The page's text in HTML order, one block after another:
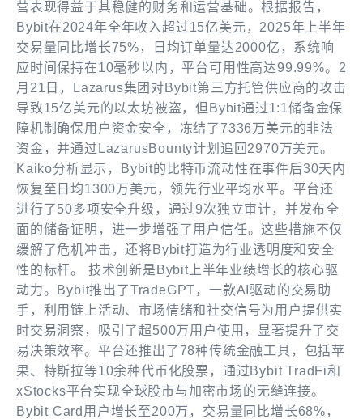
营表现得益于其稳健的财务和运营基础。根据报告，
Bybit在2024年全年收入超过15亿美元，2025年上半年
交易量同比增长75%，日均订单量达2000亿，系统响
应时间保持在10毫秒以内，平台可用性高达99.99%。2
月21日，Lazarus集团对Bybit第三方托管供应商的攻击
导致15亿美元的以太坊被盗，但Bybit通过1:1储备金保
障机制确保用户资金安全，冻结了7336万美元的非法
资金，并通过LazarusBounty计划追回2970万美元。
Kaiko分析显示，Bybit的比特币流动性在事件后30天内
恢复至日均1300万美元，领先行业平均水平。平台还
进行了50多项安全升级，通过9次独立审计，并发布全
面的储备证明，进一步增强了用户信任。这些措施不仅
缓解了危机冲击，还将Bybit打造为行业透明度和安全
性的标杆。 技术创新是Bybit上半年业绩增长的核心驱
动力。Bybit推出了TradeGPT，一款AI驱动的交易助
手，利用链上活动、市场情绪和社交信号为用户提供实
时交易洞察，吸引了超500万用户使用，显著提升了交
易决策效率。平台还推出了78种传统金融工具，包括苹
果、特斯拉等10余种代币化股票，通过Bybit TradFi和
xStocks平台实现全球股市与加密市场的无缝连接。
Bybit Card用户增长至200万，交易量同比增长68%，